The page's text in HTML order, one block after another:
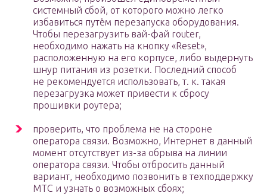
системный сбой, от которого можно легко
избавиться путём перезапуска оборудования.
Чтобы перезагрузить вай-фай router,
необходимо нажать на кнопку «Reset»,
расположенную на его корпусе, либо выдернуть
шнур питания из розетки. Последний способ
не рекомендуется использовать, т. к. такая
перезагрузка может привести к сбросу
прошивки роутера;
проверить, что проблема не на стороне
оператора связи. Возможно, Интернет в данный
момент отсутствует из-за обрыва на линии
оператора связи. Чтобы отбросить данный
вариант, необходимо позвонить в техподдержку
МТС и узнать о возможных сбоях;